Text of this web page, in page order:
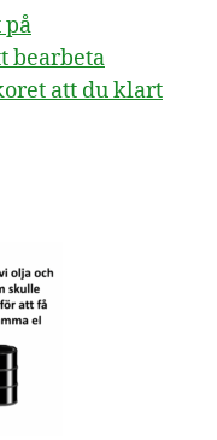
på
bearbeta
att du klart